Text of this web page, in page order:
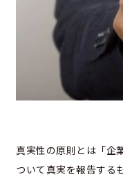
真実性の原則とは「企
ついて真実を報告する